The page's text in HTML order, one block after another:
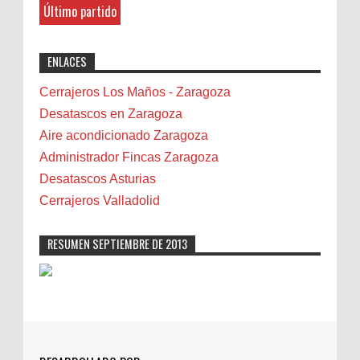
8-27-2025
"Great post! Resources like this are
professional solutions. Highly recommended!"
Benalmádena
Bicicletas
Bilbao
Biota
Camareta
Cáncer
Carmela Sauras
Carnavales
Castellón
Cerrajeros
Último partido
ENLACES
Cerrajeros Los Maños - Zaragoza
Desatascos en Zaragoza
Aire acondicionado Zaragoza
Administrador Fincas Zaragoza
Desatascos Asturias
Cerrajeros Valladolid
RESUMEN SEPTIEMBRE DE 2013